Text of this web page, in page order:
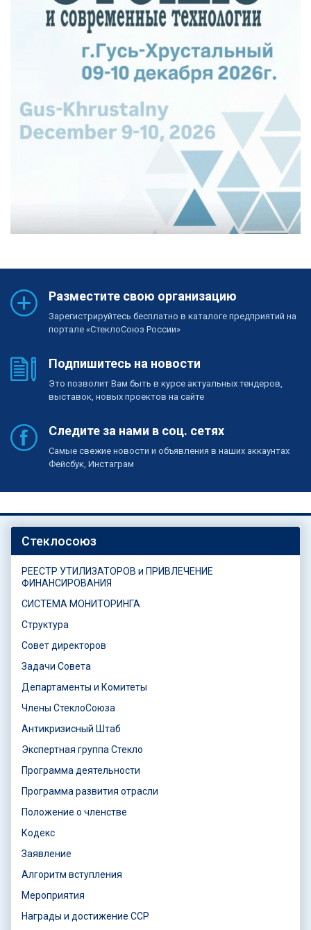
Разместите свою организацию
Зарегистрируйтесь бесплатно в каталоге предприятий на
портале «СтеклоСоюз России»
Подпишитесь на новости
Это позволит Вам быть в курсе актуальных тендеров,
выставок, новых проектов на сайте
Следите за нами в соц. сетях
Самые свежие новости и объявления в наших аккаунтах
Фейсбук, Инстаграм
Стеклосоюз
РЕЕСТР УТИЛИЗАТОРОВ и ПРИВЛЕЧЕНИЕ
ФИНАНСИРОВАНИЯ
СИСТЕМА МОНИТОРИНГА
Структура
Совет директоров
Задачи Совета
Департаменты и Комитеты
Члены СтеклоСоюза
Антикризисный Штаб
Экспертная группа Стекло
Программа деятельности
Программа развития отрасли
Положение о членстве
Кодекс
Заявление
Алгоритм вступления
Мероприятия
Награды и достижение ССР